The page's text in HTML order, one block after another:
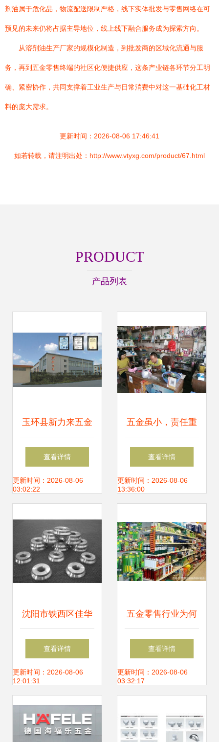
剂油属于危化品，物流配送限制严格，线下实体批发与零售网络在可
预见的未来仍将占据主导地位，线上线下融合服务成为探索方向。
从溶剂油生产厂家的规模化制造，到批发商的区域化流通与服
务，再到五金零售终端的社区化便捷供应，这条产业链各环节分工明
确、紧密协作，共同支撑着工业生产与日常消费中对这一基础化工材
料的庞大需求。
更新时间：2026-08-06 17:46:41
如若转载，请注明出处：http://www.vtyxg.com/product/67.html
PRODUCT
产品列表
玉环县新力来五金
工具厂 公司简介
查看详情
更新时间：2026-08-06
03:02:22
五金虽小，责任重
大——五金零售选
购指南与避坑要诀
查看详情
更新时间：2026-08-06
13:36:00
沈阳市铁西区佳华
之耀五金建材经销
处 深耕社区的五金
查看详情
更新时间：2026-08-06
12:01:31
五金零售行业为何
必须引入进销存软
件？
查看详情
更新时间：2026-08-06
03:32:17